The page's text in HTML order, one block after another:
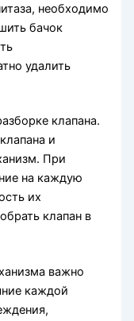
необходимо
бачок
удалить
клапана.
и
При
на каждую
их
клапан в
важно
каждой